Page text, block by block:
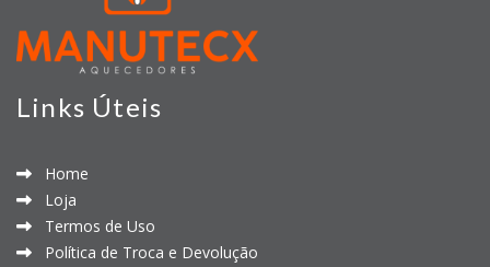
Links Úteis
Home
Loja
Termos de Uso
Política de Troca e Devolução